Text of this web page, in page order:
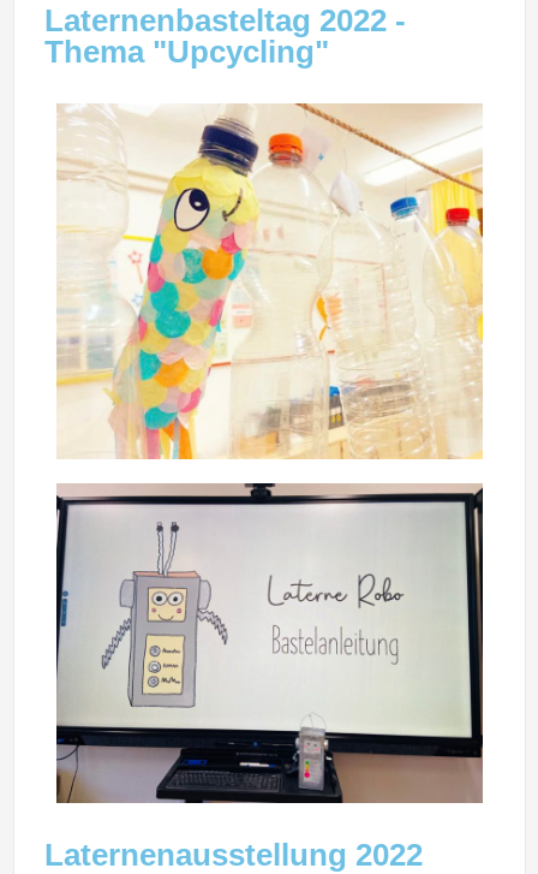
Laternenbasteltag 2022 -
Thema "Upcycling"
Laternenausstellung 2022